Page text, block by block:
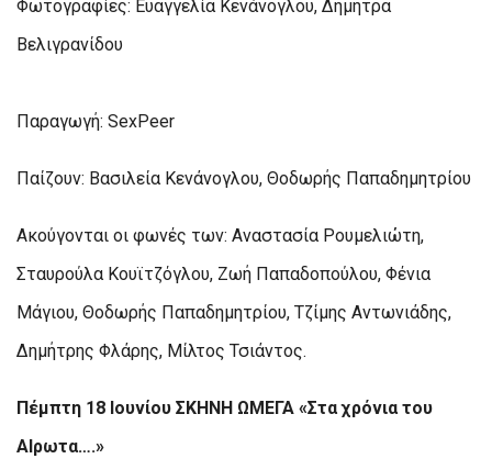
Φωτογραφίες: Ευαγγελία Κενάνογλου, Δήμητρα
Βελιγρανίδου
Παραγωγή: SexPeer
Παίζουν: Βασιλεία Κενάνογλου, Θοδωρής Παπαδημητρίου
Ακούγονται οι φωνές των: Αναστασία Ρουμελιώτη,
Σταυρούλα Κουϊτζόγλου, Ζωή Παπαδοπούλου, Φένια
Μάγιου, Θοδωρής Παπαδημητρίου, Τζίμης Αντωνιάδης,
Δημήτρης Φλάρης, Μίλτος Τσιάντος.
Πέμπτη 18 Ιουνίου ΣΚΗΝΗ ΩΜΕΓΑ «Στα χρόνια του
ΑΙρωτα….»